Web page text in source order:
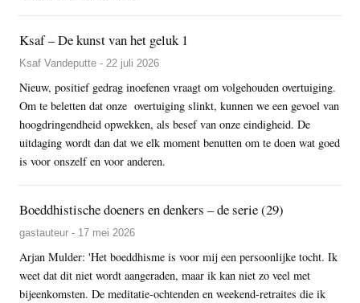
Ksaf – De kunst van het geluk 1
Ksaf Vandeputte - 22 juli 2026
Nieuw, positief gedrag inoefenen vraagt om volgehouden overtuiging.
Om te beletten dat onze overtuiging slinkt, kunnen we een gevoel van
hoogdringendheid opwekken, als besef van onze eindigheid. De
uitdaging wordt dan dat we elk moment benutten om te doen wat goed
is voor onszelf en voor anderen.
Boeddhistische doeners en denkers – de serie (29)
gastauteur - 17 mei 2026
Arjan Mulder: 'Het boeddhisme is voor mij een persoonlijke tocht. Ik
weet dat dit niet wordt aangeraden, maar ik kan niet zo veel met
bijeenkomsten. De meditatie-ochtenden en weekend-retraites die ik